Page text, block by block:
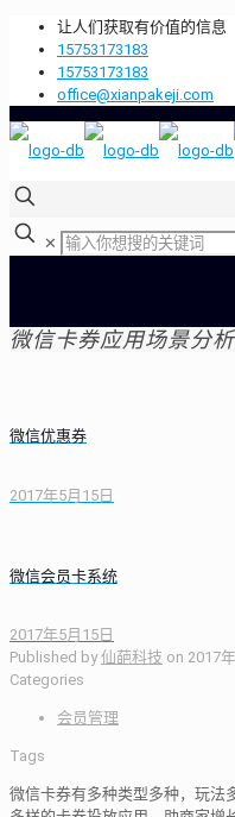
让人们获取有价值的信息
15753173183
15753173183
office@xianpakeji.com
✕
微信卡券应用场景分
微信优惠券
2017年5月15日
微信会员卡系统
2017年5月15日
Published by 仙葩科技 on 2017
Categories
会员管理
Tags
微信卡券有多种类型多种，玩法